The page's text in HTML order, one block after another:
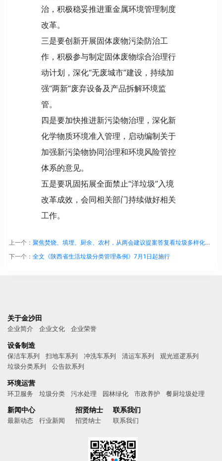
治，积极稳妥推进重金属环境管理制度
改革。
三是要创新开展固体废物污染防治工
作，积极参与制定固体废物综合治理行
动计划，深化“无废城市”建设，持续加
强“两新”废弃设备及产品拆解环境监
管。
四是要加快推进新污染物治理，深化新
化学物质环境准入管理，启动编制关于
加强新污染物协同治理和环境风险管控
体系的意见。
五是要巩固拓展全面禁止“洋垃圾”入境
改革成效，会同相关部门持续做好相关
工作。
上一个： 聚焦焚烧、填埋、厨余、农村，从两会建议提案答复看垃圾多样化处理
下一个： 全文《陕西省生活垃圾分类管理条例》7月1日起施行
关于金沙田
企业简介 企业文化 企业荣誉
设备制造
保洁车系列 扫地车系列 冲洗车系列 清运车系列
观光巡逻系列
垃圾分类系列
公告款系列
环境运营
环卫服务 垃圾分类 污水处理 园林绿化 市政养护 餐厨垃圾处理
新闻中心
最新动态 行业新闻
招贤纳士
招贤纳士
联系我们
联系我们